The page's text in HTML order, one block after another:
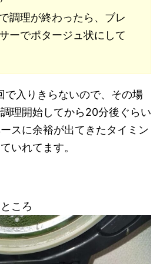
調理が終わったら、ブレ
ーでポタージュ状にして
で入りきらないので、その場
理開始してから20分後ぐらい
スに余裕が出てきたタイミン
いれてます。
ころ